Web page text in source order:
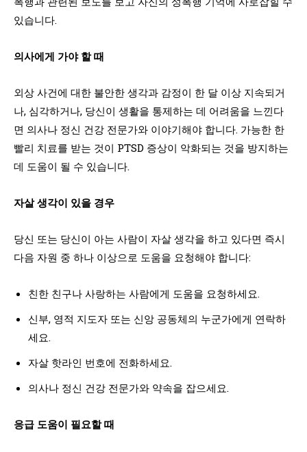
있습니다.
의사에게 가야 할 때
외상 사건에 대한 불안한 생각과 감정이 한 달 이상 지속되거
나, 심각하거나, 당신이 생활을 통제하는 데 어려움을 느낀다
면 의사나 정신 건강 전문가와 이야기해야 합니다. 가능한 한
빨리 치료를 받는 것이 PTSD 증상이 악화되는 것을 방지하는
데 도움이 될 수 있습니다.
자살 생각이 있을 경우
당신 또는 당신이 아는 사람이 자살 생각을 하고 있다면 즉시
다음 자원 중 하나 이상으로 도움을 요청해야 합니다:
친한 친구나 사랑하는 사람에게 도움을 요청하세요.
신부, 영적 지도자 또는 신앙 공동체의 누군가에게 연락하
세요.
자살 핫라인 번호에 전화하세요.
의사나 정신 건강 전문가와 약속을 잡으세요.
응급 도움이 필요할 때